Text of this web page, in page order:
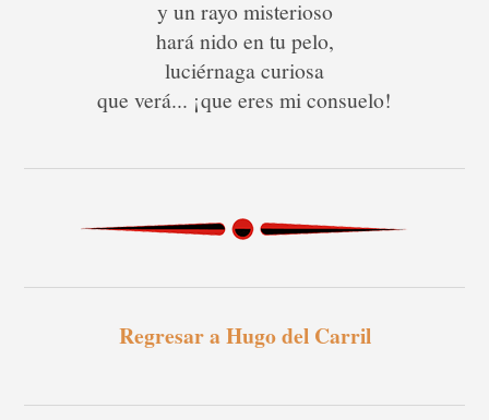
y un rayo misterioso
hará nido en tu pelo,
luciérnaga curiosa
que verá... ¡que eres mi consuelo!
Regresar a Hugo del Carril